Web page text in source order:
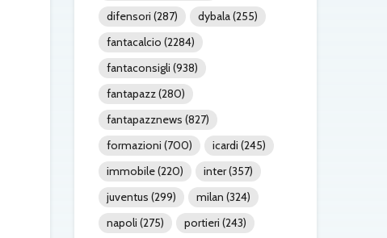
difensori (287) dybala(255)
fantacalcio (2284)
fantaconsigli (938)
fantapazz(280)
fantapazznews (827)
formazioni (700) icardi (245)
immobile(220) inter(357)
juventus (299) milan (324)
napoli (275) portieri (243)